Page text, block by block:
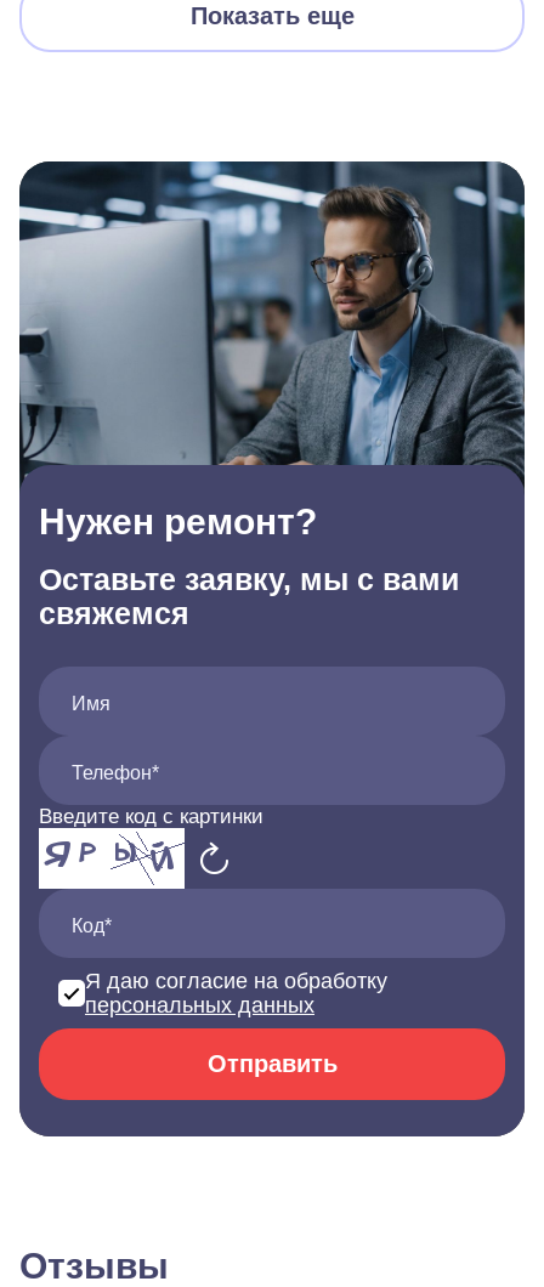
Показать еще
Нужен ремонт?
Оставьте заявку, мы с вами
свяжемся
Имя
Телефон*
Введите код с картинки
Код*
Я даю согласие на обработку
персональных данных
Отправить
Отзывы